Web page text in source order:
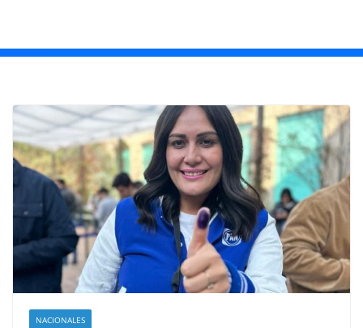
NACIONALES